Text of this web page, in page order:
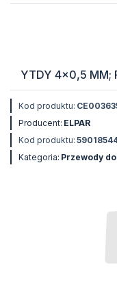
YTDY 4x0,5 MM;
Kod produktu:
Producent: ELPAR
Kod produktu:
Kategoria: Przewody